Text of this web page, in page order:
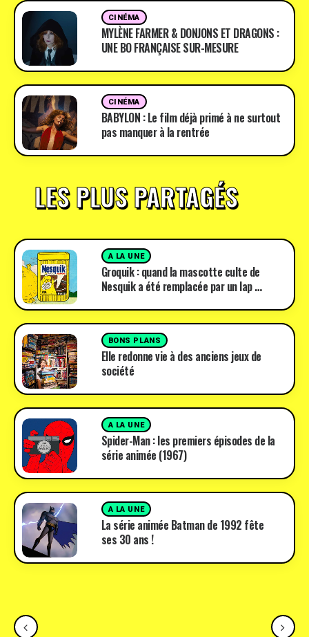
CINÉMA
MYLÈNE FARMER & DONJONS ET DRAGONS :
UNE BO FRANÇAISE SUR-MESURE
CINÉMA
BABYLON : Le film déjà primé à ne surtout
pas manquer à la rentrée
LES PLUS PARTAGÉS
A LA UNE
Groquik : quand la mascotte culte de
Nesquik a été remplacée par un lap …
BONS PLANS
Elle redonne vie à des anciens jeux de
société
A LA UNE
Spider-Man : les premiers épisodes de la
série animée (1967)
A LA UNE
La série animée Batman de 1992 fête
ses 30 ans !